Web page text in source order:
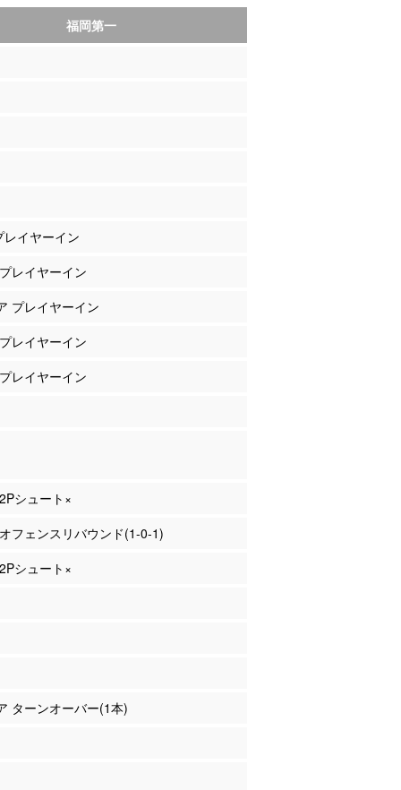
福岡第一
イヤーイン
レイヤーイン
プレイヤーイン
レイヤーイン
レイヤーイン
シュート×
フェンスリバウンド(1-0-1)
シュート×
ターンオーバー(1本)